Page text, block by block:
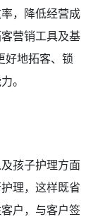
，降低经营成
营销工具及基
好地拓客、锁
。
孩子护理方面
理，这样既省
户，与客户签